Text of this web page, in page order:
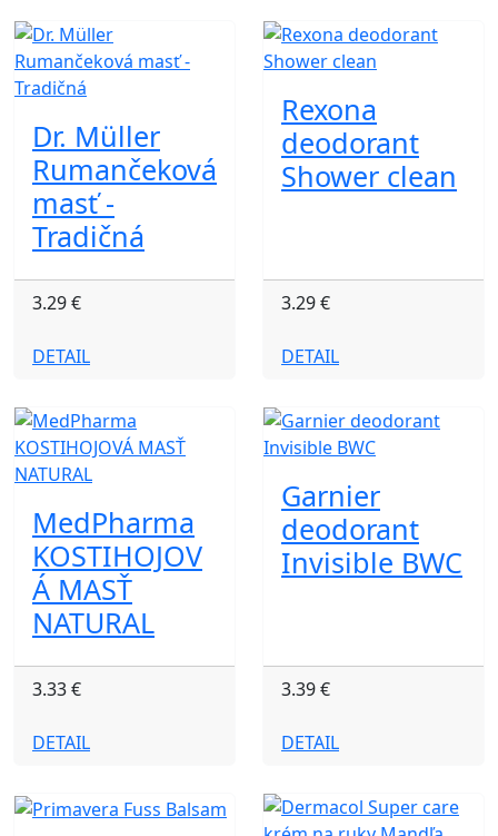
Dr. Müller
Rumančeková
masť -
Tradičná
3.29 €
DETAIL
Rexona
deodorant
Shower clean
3.29 €
DETAIL
MedPharma
KOSTIHOJOV
Á MASŤ
NATURAL
3.33 €
DETAIL
Garnier
deodorant
Invisible BWC
3.39 €
DETAIL